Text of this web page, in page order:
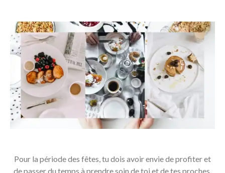
Pour la période des fêtes, tu dois avoir envie de profiter et
de passer du temps à prendre soin de toi et de tes proches.